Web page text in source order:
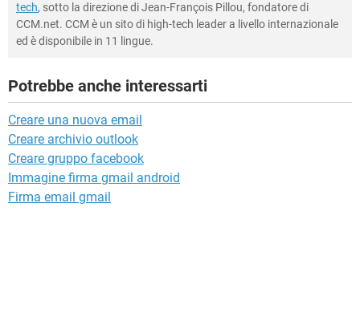
tech, sotto la direzione di Jean-François Pillou, fondatore di
CCM.net. CCM è un sito di high-tech leader a livello internazionale
ed è disponibile in 11 lingue.
Potrebbe anche interessarti
Creare una nuova email
Creare archivio outlook
Creare gruppo facebook
Immagine firma gmail android
Firma email gmail